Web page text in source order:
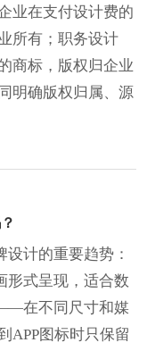
业在支付设计费的
所有；职务设计
商标，版权归企业
明确版权归属、源
计的重要趋势：
式呈现，适合数
在不同尺寸和媒
APP图标时只保留